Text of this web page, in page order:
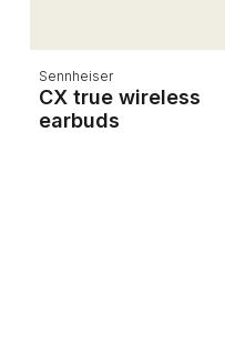
Sennheiser
CX true wireless
earbuds